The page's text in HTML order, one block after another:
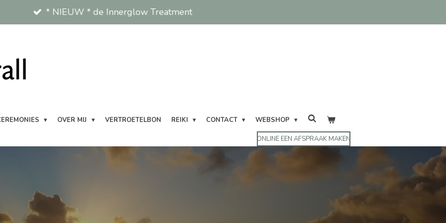
* NIEUW * de Innerglow Treatment
OVER MIJ VERTROETELBON REIKI CONTACT WEBSHOP
ONLINE EEN AFSPRAAK MAKEN